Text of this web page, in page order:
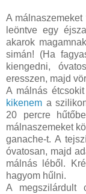
A
leöntve egy
akarok
simán! (Ha
kiengedni,
eresszen, majd
A málnás étcsokit
kikenem a
20 percre
málnaszemeket
ganache-t. A
óvatosan, majd
málnás léből.
hagyom hűlni.
A megszilárdult